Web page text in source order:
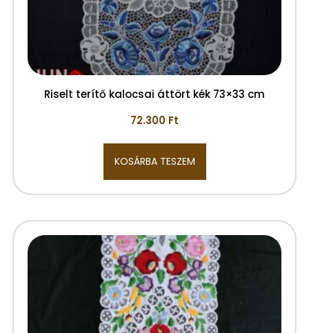
Riselt terítő kalocsai áttört kék 73×33 cm
72.300 Ft
KOSÁRBA TESZEM